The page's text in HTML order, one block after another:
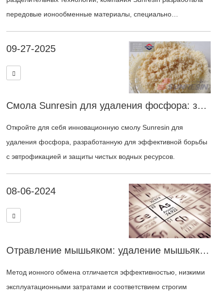
передовые ионообменные материалы, специально
09-27-2025
Смола Sunresin для удаления фосфора: защита качества воды с помощью инновационных технологий.
Откройте для себя инновационную смолу Sunresin для
удаления фосфора, разработанную для эффективной борьбы
с эвтрофикацией и защиты чистых водных ресурсов.
08-06-2024
Отравление мышьяком: удаление мышьяка из питьевой воды с помощью ионообменной смолы.
Метод ионного обмена отличается эффективностью, низкими
эксплуатационными затратами и соответствием строгим